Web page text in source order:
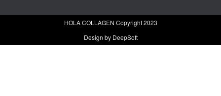
HOLA COLLAGEN Copyright 2023
Design by DeepSoft